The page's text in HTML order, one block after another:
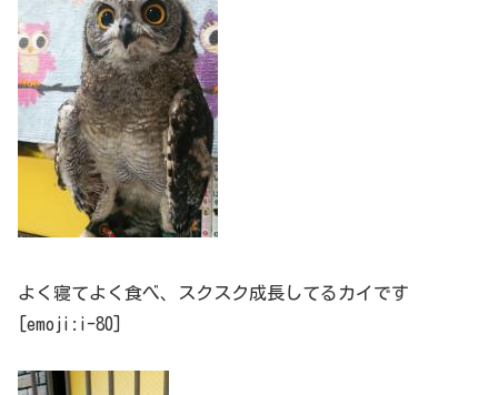
よく寝てよく食べ、スクスク成長してるカイです
[emoji:i-80]